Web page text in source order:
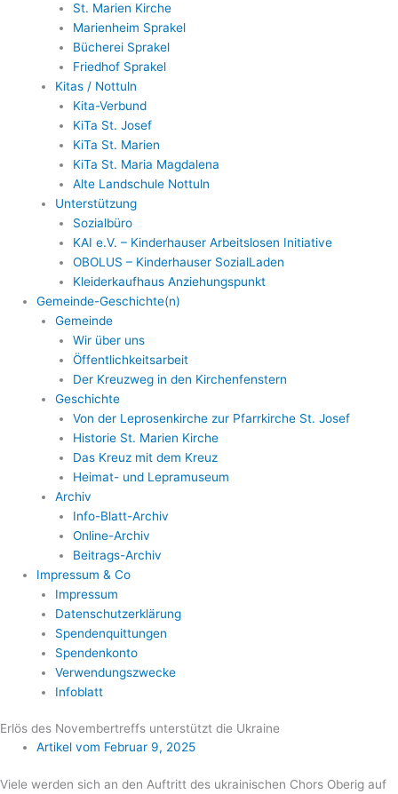
St. Marien Kirche
Marienheim Sprakel
Bücherei Sprakel
Friedhof Sprakel
Kitas / Nottuln
Kita-Verbund
KiTa St. Josef
KiTa St. Marien
KiTa St. Maria Magdalena
Alte Landschule Nottuln
Unterstützung
Sozialbüro
KAI e.V. – Kinderhauser Arbeitslosen Initiative
OBOLUS – Kinderhauser SozialLaden
Kleiderkaufhaus Anziehungspunkt
Gemeinde-Geschichte(n)
Gemeinde
Wir über uns
Öffentlichkeitsarbeit
Der Kreuzweg in den Kirchenfenstern
Geschichte
Von der Leprosenkirche zur Pfarrkirche St. Josef
Historie St. Marien Kirche
Das Kreuz mit dem Kreuz
Heimat- und Lepramuseum
Archiv
Info-Blatt-Archiv
Online-Archiv
Beitrags-Archiv
Impressum & Co
Impressum
Datenschutzerklärung
Spendenquittungen
Spendenkonto
Verwendungszwecke
Infoblatt
Erlös des Novembertreffs unterstützt die Ukraine
Artikel vom Februar 9, 2025
Viele werden sich an den Auftritt des ukrainischen Chors Oberig auf